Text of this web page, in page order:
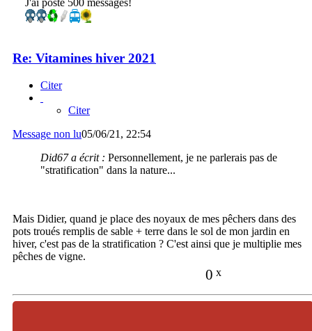
Re: Vitamines hiver 2021
Citer
Citer
Message non lu05/06/21, 22:54
Did67 a écrit : Personnellement, je ne parlerais pas de
"stratification" dans la nature...
Mais Didier, quand je place des noyaux de mes pêchers dans des
pots troués remplis de sable + terre dans le sol de mon jardin en
hiver, c'est pas de la stratification ? C'est ainsi que je multiplie mes
pêches de vigne.
0 x